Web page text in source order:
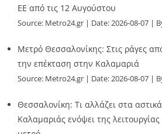
ΕΕ από τις 12 Αυγούστου
Source: Metro24.gr Date: 2026-08-07
Μετρό Θεσσαλονίκης: Στις ράγες
την επέκταση στην Καλαμαριά
Source: Metro24.gr Date: 2026-08-07
Θεσσαλονίκη: Τι αλλάζει στα
Καλαμαριάς ενόψει της